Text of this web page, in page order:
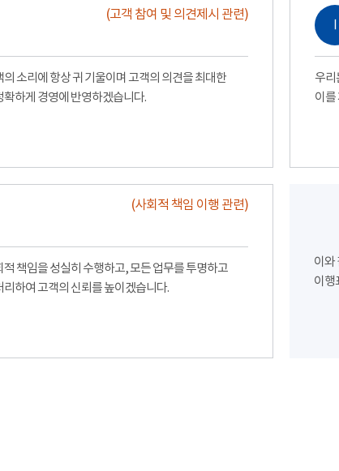
(고객 참여 및 의견제시 관련)
의 소리에 항상 귀 기울이며 고객의 의견을 최대한
확하게 경영에 반영하겠습니다.
Ⅰ
우리
이를
(사회적 책임 이행 관련)
적 책임을 성실히 수행하고, 모든 업무를 투명하고
리하여 고객의 신뢰를 높이겠습니다.
이와
이행